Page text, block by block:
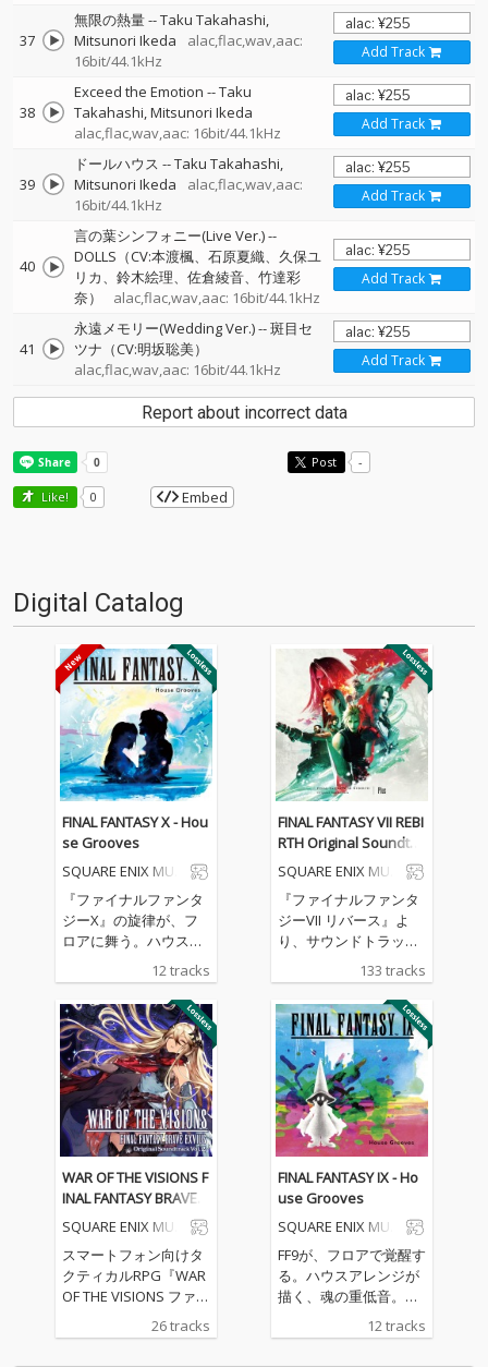
37
無限の熱量--Taku Takahashi
Mitsunori Ikeda
alac,flac,wav,aac:
16bit/44.1kHz
Add Track
38
Exceed the Emotion --Taku
Takahashi Mitsunori Ikeda
alac,flac,wav,aac: 16bit/44.1kHz
Add Track
39
ドールハウス --Taku Takahashi
Mitsunori Ikeda
alac,flac,wav,aac:
16bit/44.1kHz
Add Track
40
言の葉シンフォニー(Live Ver.)--
DOLLS（CV:本渡楓、石原夏織、久保ユ
リカ、鈴木絵理、佐倉綾音、竹達彩
奈）
alac,flac,wav,aac: 16bit/44.1kHz
Add Track
41
永遠メモリー(Wedding Ver.)--斑目セ
ツナ（CV:明坂聡美）
alac,flac,wav,aac: 16bit/44.1kHz
Add Track
Report about incorrect data
Post -
Like! 0 Embed
Digital Catalog
FINAL FANTASY X - Hou
se Grooves
SQUARE ENIX MUSI
『ファイナルファンタ
ジーX』の旋律が、フ
ロアに舞う。ハウスア
レンジが描く、祈りの
重低音。 好評を博した
『House Grooves』シ
リーズの第2弾が登
場。 「ザナルカンドに
て」「シーモアバト
ル」「いつか終わる
夢」など、『ファイナ
ルファンタジーX』を
彩る名曲たちが、ディ
ープハウスの深い残響
と溶け合うアレンジア
ルバムです。 洗練され
たビートで構築された
全12曲が、あの日の音
楽の記憶を、鮮やかな
フロア・サウンドへと
くも新しい、極上の追
12 tracks
FINAL FANTASY VII REBI
RTH Original Soundtra
ck Plus
SQUARE ENIX MUSI
『ファイナルファンタ
ジーVII リバース』よ
り、サウンドトラック
ANTASY VII REBIRTH Or
iginal Soundtrack ～S
pecial edit version
～』、『FINAL FANTAS
Y VII REBIRTH Original
Soundtrack』、『FINA
L FANTASY VII REBIRTH
GOLD SAUCER ＆ MINI
GAME DISC』には未収
録のゲーム内BGMを全
133曲を収録。
133 tracks
WAR OF THE VISIONS F
INAL FANTASY BRAVE E
XVIUS Original Soundt
rack Vol. 2
SQUARE ENIX MUSI
スマートフォン向けタ
クティカルRPG『WAR
OF THE VISIONS ファイ
ナルファンタジー ブレ
イブエクスヴィアス 幻
26 tracks
FINAL FANTASY IX - Ho
use Grooves
SQUARE ENIX MUSI
FF9が、フロアで覚醒す
る。ハウスアレンジが
描く、魂の重低音。
「生きる」という意味
を問い直した、あの旅
12 tracks